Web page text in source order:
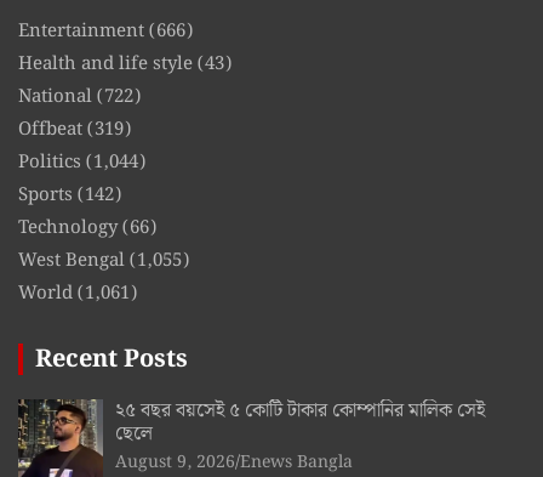
Entertainment(666)
Health and life style(43)
National(722)
Offbeat(319)
Politics (1,044)
Sports (142)
Technology(66)
West Bengal(1,055)
World(1,061)
Recent Posts
২৫ বছর বয়সেই ৫ কোটি টাকার কোম্পানির মালিক সেই
ছেলে
August 9, 2026 Enews Bangla